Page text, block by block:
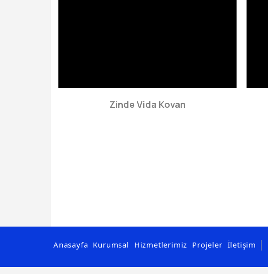
Zinde Vida Kovan
Anasayfa Kurumsal Hizmetlerimiz Projeler İletişim